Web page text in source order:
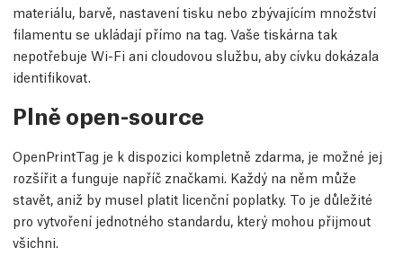
materiálu, barvě, nastavení tisku nebo zbývajícím množství
filamentu se ukládají přímo na tag. Vaše tiskárna tak
nepotřebuje Wi-Fi ani cloudovou službu, aby cívku dokázala
identifikovat.
Plně open-source
OpenPrintTag je k dispozici kompletně zdarma, je možné jej
rozšířit a funguje napříč značkami. Každý na něm může
stavět, aniž by musel platit licenční poplatky. To je důležité
pro vytvoření jednotného standardu, který mohou přijmout
všichni.